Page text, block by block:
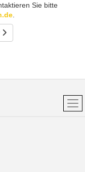
Sie bitte
2025
Beitrag: 29.03.2025 -